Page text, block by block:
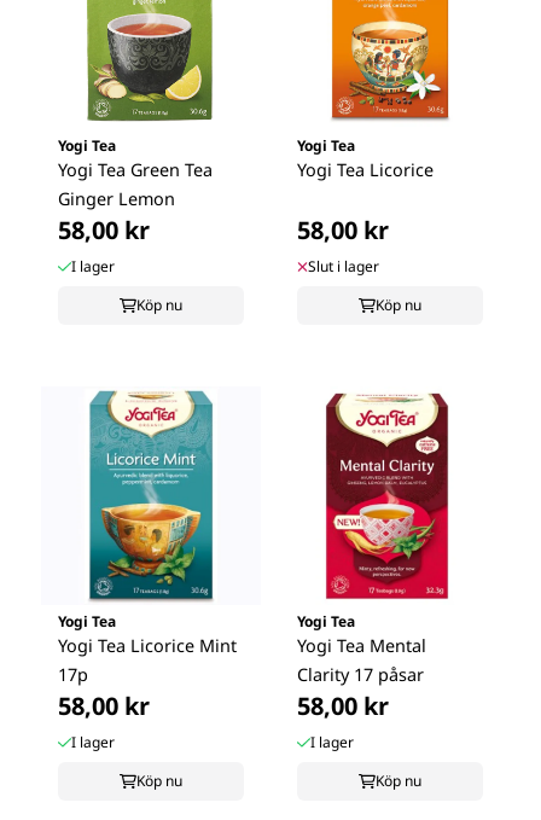
Yogi Tea
Yogi Tea Green Tea
Ginger Lemon
58,00 kr
I lager
Köp nu
Yogi Tea
Yogi Tea Licorice
58,00 kr
Slut i lager
Köp nu
Yogi Tea
Yogi Tea Licorice Mint
17p
58,00 kr
I lager
Köp nu
Yogi Tea
Yogi Tea Mental
Clarity 17 påsar
58,00 kr
I lager
Köp nu